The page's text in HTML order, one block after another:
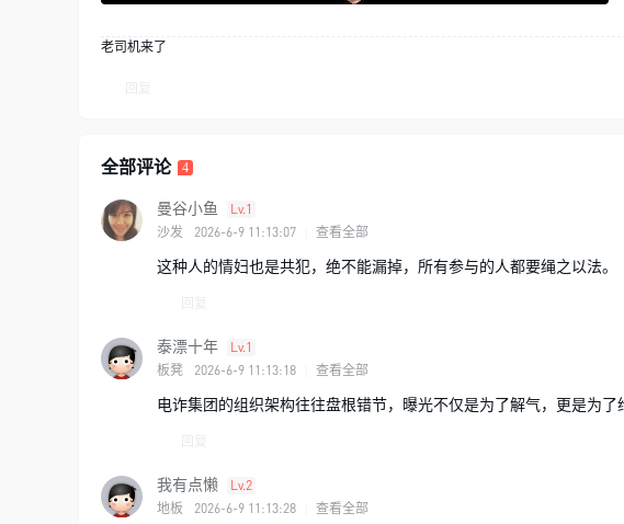
老司机来了
全部评论 4
曼谷小鱼 Lv.1
沙发 2026-6-9 11:13:07 查看全部
这种人的情妇也是共犯，绝不能漏掉，所有参与的人都要绳之以法。
泰漂十年 Lv.1
板凳 2026-6-9 11:13:18 查看全部
电诈集团的组织架构往往盘根错节，曝光不仅是为了解气，更是为了
我有点懒 Lv.2
地板 2026-6-9 11:13:28 查看全部